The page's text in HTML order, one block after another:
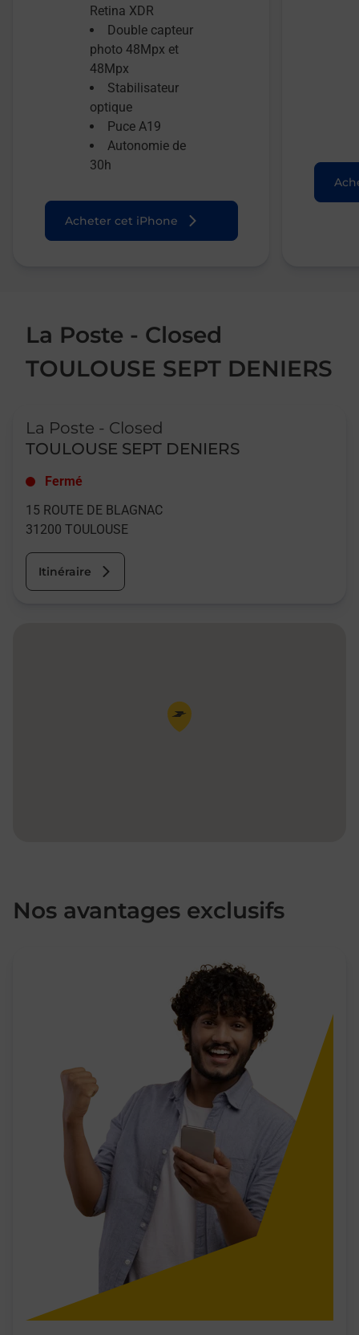
Retina XDR
Double capteur
photo 48Mpx et
48Mpx
Stabilisateur
optique
Puce A19
Autonomie de
30h
Acheter cet iPhone
La Poste - Closed
TOULOUSE SEPT DENIERS
La Poste - Closed
TOULOUSE SEPT DENIERS
Fermé
15 ROUTE DE BLAGNAC
31200 TOULOUSE
Itinéraire
Pin de la carte
Nos avantages exclusifs